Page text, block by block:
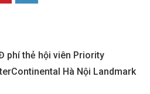
phí thẻ hội viên Priority
Hà Nội Landmark